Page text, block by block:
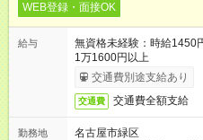
WEB登録・面接OK
給与
無資格未経験：時給
1万1600円以上
交通費別途支給あり
交通費 交通費全額支給
勤務地
名古屋市緑区